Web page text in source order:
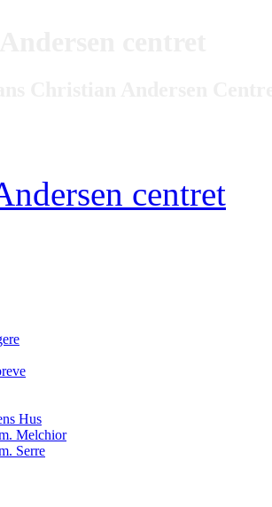
centret
Hus
Melchior
Serre